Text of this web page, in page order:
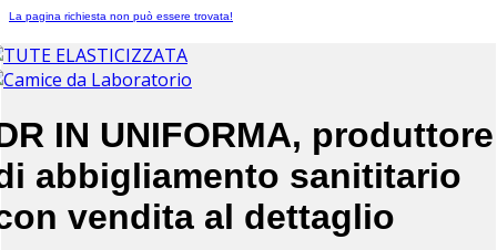
La pagina richiesta non può essere trovata!
IN UNIFORMA, produttore
abbigliamento sanititario
vendita al dettaglio